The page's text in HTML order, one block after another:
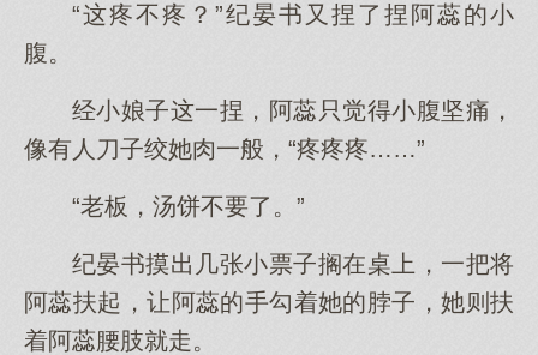
“这疼不疼？”纪晏书又捏了捏阿蕊的小
腹。
经小娘子这一捏，阿蕊只觉得小腹坚痛，
像有人刀子绞她肉一般，“疼疼疼……”
“老板，汤饼不要了。”
纪晏书摸出几张小票子搁在桌上，一把将
阿蕊扶起，让阿蕊的手勾着她的脖子，她则扶
着阿蕊腰肢就走。